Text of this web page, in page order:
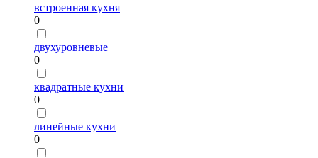
встроенная кухня
0
двухуровневые
0
квадратные кухни
0
линейные кухни
0